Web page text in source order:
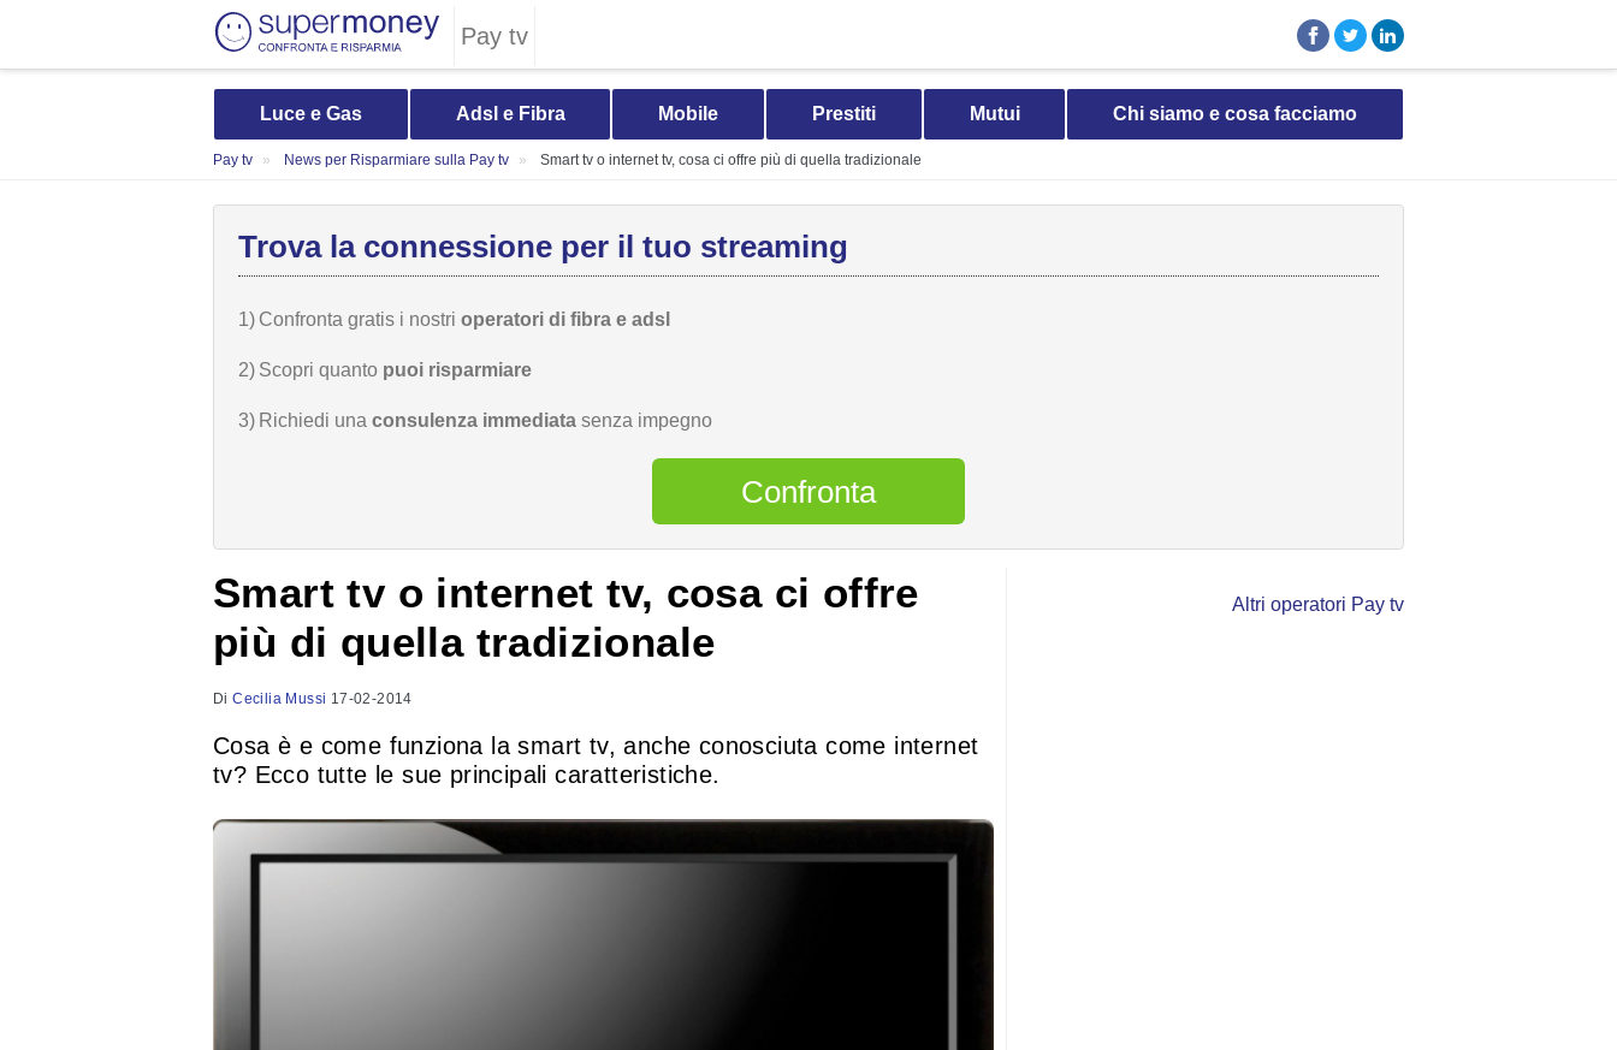
Pay tv
Luce e Gas Adsl e Fibra Mobile Prestiti Mutui Chi siamo e cosa facciamo
Pay tv News per Risparmiare sulla Pay tv Smart tv o internet tv, cosa ci offre più di quella tradizionale
Trova la connessione per il tuo streaming
1) Confronta gratis i nostri operatori di fibra e adsl
2) Scopri quanto puoi risparmiare
3) Richiedi una consulenza immediata senza impegno
Confronta
Smart tv o internet tv, cosa ci offre
più di quella tradizionale
DiCecilia Mussi 17-02-2014
Cosa è e come funziona la smart tv, anche conosciuta come internet
tv? Ecco tutte le sue principali caratteristiche.
Altri operatori Pay tv